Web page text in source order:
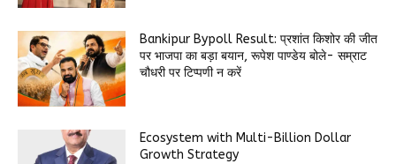
Bankipur Bypoll Result: प्रशांत किशोर की जीत
पर भाजपा का बड़ा बयान, रूपेश पाण्डेय बोले- सम्राट
चौधरी पर टिप्पणी न करें
Ecosystem with Multi-Billion Dollar
Growth Strategy